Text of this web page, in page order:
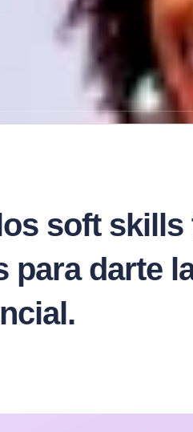
soft skills
para darte